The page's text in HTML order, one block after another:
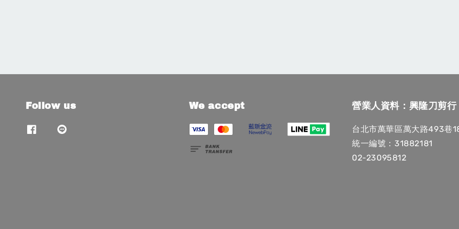
Follow us We accept 營業人資料：興隆刀剪行
台北市萬華區萬大路493巷
統一編號：31882181
02-23095812